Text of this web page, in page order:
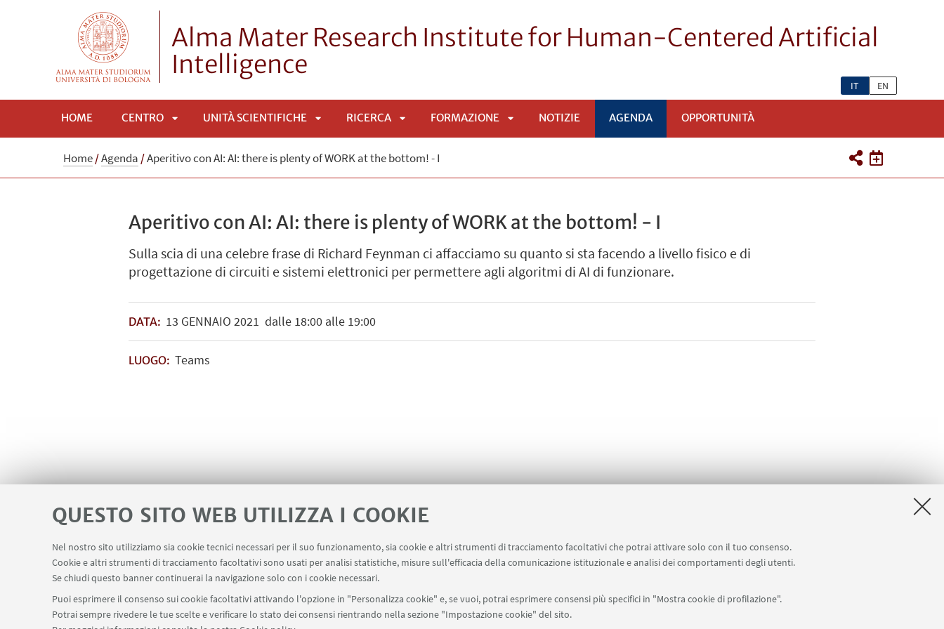
QUESTO SITO WEB UTILIZZA I COOKIE
Nel nostro sito utilizziamo sia cookie tecnici necessari per il suo funzionamento, sia cookie e altri strumenti di tracciamento facoltativi che potrai attivare solo con il tuo consenso.
Cookie e altri strumenti di tracciamento facoltativi sono usati per analisi statistiche, misure sull'efficacia della comunicazione istituzionale e analisi dei comportamenti degli utenti.
Se chiudi questo banner continuerai la navigazione solo con i cookie necessari.
Puoi esprimere il consenso sui cookie facoltativi attivando l'opzione in "Personalizza cookie" e, se vuoi, potrai esprimere consensi più specifici in "Mostra cookie di profilazione".
Potrai sempre rivedere le tue scelte e verificare lo stato dei consensi rientrando nella sezione "Impostazione cookie" del sito.
Alma Mater Research Institute for Human-Centered Artificial
Intelligence
IT EN
HOME CENTRO
APRI
UNITÀ SCIENTIFICHE
APRI
RICERCA
APRI
FORMAZIONE NOTIZIE AGENDA OPPORTUNITÀ
Home/Agenda /Aperitivo con AI: AI: there is plenty of WORK at the bottom! - I
Aperitivo con AI: AI: there is plenty of WORK at the bottom! - I
Sulla scia di una celebre frase di Richard Feynman ci affacciamo su quanto si sta facendo a livello fisico e di
progettazione di circuiti e sistemi elettronici per permettere agli algoritmi di AI di funzionare.
DATA: 13 GENNAIO 2021 dalle 18:00 alle 19:00
LUOGO: Teams